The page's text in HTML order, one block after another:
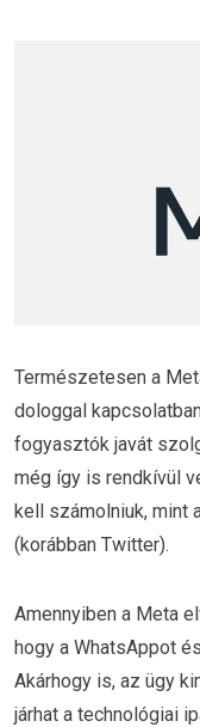
Természetesen a
dologgal
fogyasztók javát
még így is rendkívül
kell számolniuk, mint
(korábban Twitter).
Amennyiben a Meta
hogy a WhatsAppot
Akárhogy is, az ügy
járhat a technológiai